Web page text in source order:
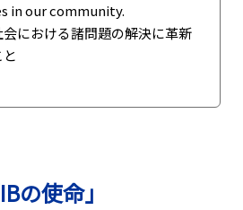
in our community.
における諸問題の解決に革新
IBの使命」